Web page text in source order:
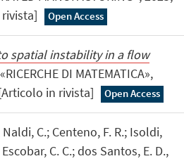
Open Access
spatial instability in a flow
DI MATEMATICA»,
in rivista]
Open Access
C.; Centeno, F. R.; Isoldi,
C. C.; dos Santos, E. D.,